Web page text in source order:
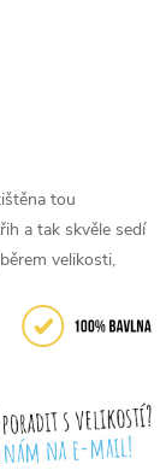
tou
a tak skvěle sedí
velikosti,